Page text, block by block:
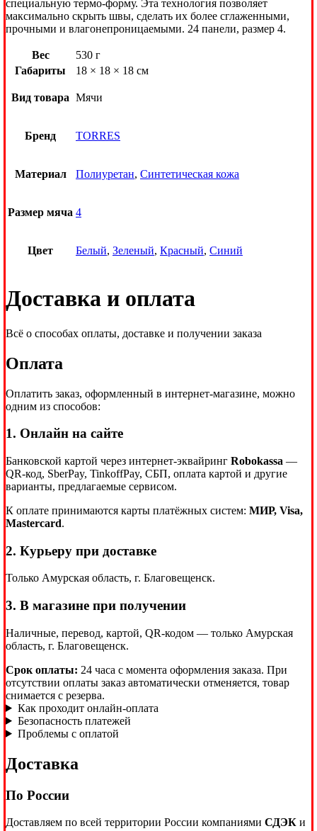
специальную термо-форму. Эта технология позволяет
максимально скрыть швы, сделать их более сглаженными,
прочными и влагонепроницаемыми. 24 панели, размер 4.
Вес
530 г
Габариты
18 × 18 × 18 см
Вид товара Мячи
Бренд TORRES
Материал Полиуретан, Синтетическая кожа
Размер мяча 4
Цвет Белый, Зеленый, Красный, Синий
Доставка и оплата
Всё о способах оплаты, доставке и получении заказа
Оплата
Оплатить заказ, оформленный в интернет-магазине, можно
одним из способов:
1. Онлайн на сайте
Банковской картой через интернет-эквайринг Robokassa —
QR-код, SberPay, TinkoffPay, СБП, оплата картой и другие
варианты, предлагаемые сервисом.
К оплате принимаются карты платёжных систем: МИР, Visa,
Mastercard.
2. Курьеру при доставке
Только Амурская область, г. Благовещенск.
3. В магазине при получении
Наличные, перевод, картой, QR-кодом — только Амурская
область, г. Благовещенск.
Срок оплаты: 24 часа с момента оформления заказа. При
отсутствии оплаты заказ автоматически отменяется, товар
снимается с резерва.
Как проходит онлайн-оплата
Безопасность платежей
Проблемы с оплатой
Доставка
По России
Доставляем по всей территории России компаниями СДЭК и